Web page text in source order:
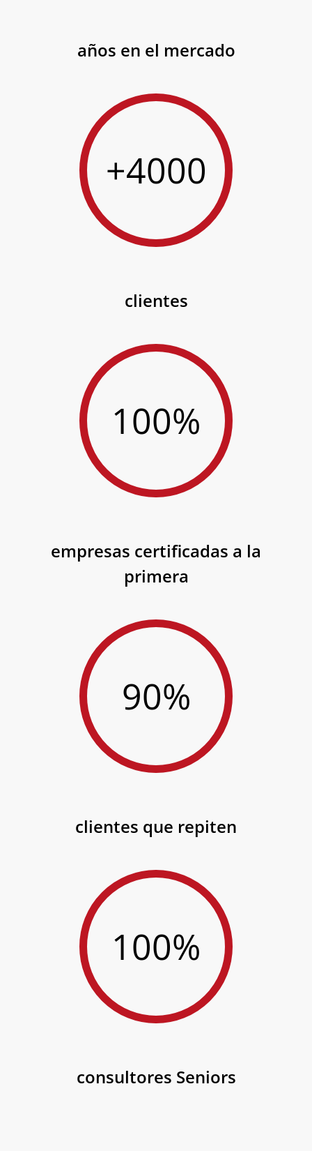
años en el mercado
+4000
clientes
100%
empresas certificadas a la
primera
90%
clientes que repiten
100%
consultores Seniors